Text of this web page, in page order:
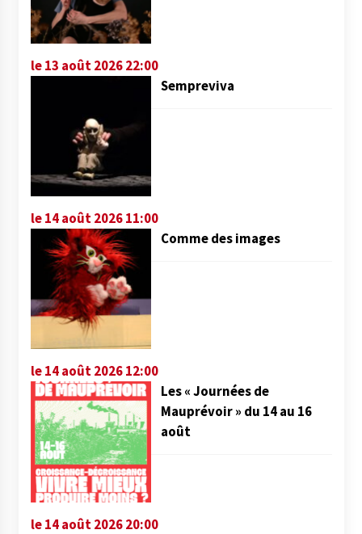
le 13 août 2026 22:00
Sempreviva
le 14 août 2026 11:00
Comme des images
le 14 août 2026 12:00
Les « Journées de
Mauprévoir » du 14 au 16
août
le 14 août 2026 20:00